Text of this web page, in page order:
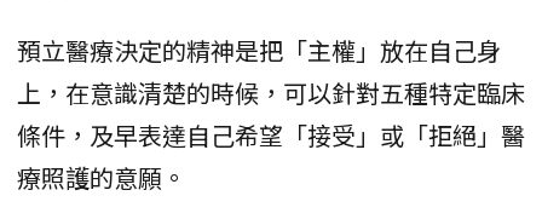
預立醫療決定的精神是把「主權」放在自己身
上，在意識清楚的時候，可以針對五種特定臨床
條件，及早表達自己希望「接受」或「拒絕」醫
療照護的意願。